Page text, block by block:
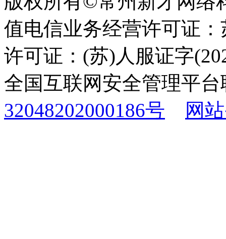
值电信业务经营许可证
许可证：(苏)人服证字
全国互联网安全管理平
32048202000186号
网